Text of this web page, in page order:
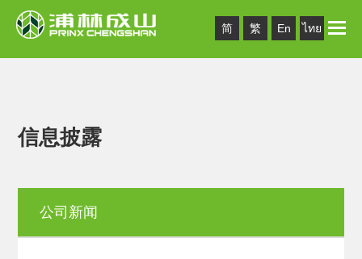
简 繁 En ไทย Toggle
信息披露
公司新闻